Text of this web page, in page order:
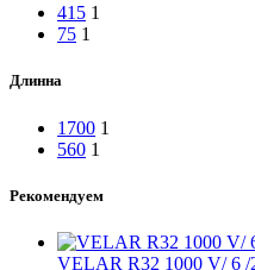
415 1
75 1
Длинна
1700 1
560 1
Рекомендуем
VELAR R32 1000 V/ 6 /